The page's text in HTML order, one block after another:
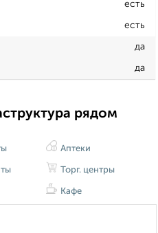
есть
есть
да
да
рядом
Аптеки
Торг. центры
Кафе